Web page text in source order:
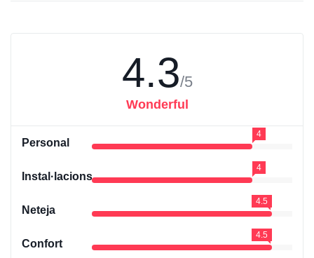
4.3/5
Wonderful
Personal
4
Instal·lacions
4
Neteja
4.5
Confort
4.5